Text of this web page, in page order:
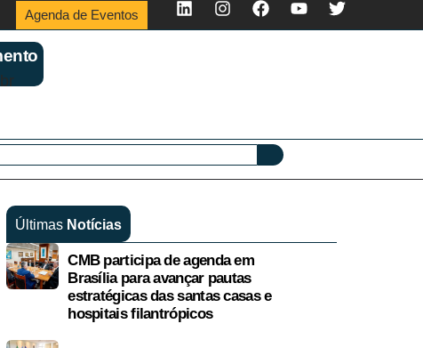
Agenda de Eventos
Últimas Notícias
CMB participa de agenda em
Brasília para avançar pautas
estratégicas das santas casas e
hospitais filantrópicos